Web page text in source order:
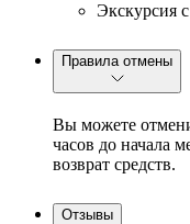
Экскурсия
Правила отмены
Вы можете
часов до начала
возврат средств.
Отзывы